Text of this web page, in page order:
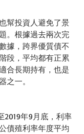
幫投資人避免了景
。根據過去兩次完
據，跨界優質債不
段，平均都有正累
合長期持有，也是
之一。
2019年9月底，利率
債殖利率年度平均